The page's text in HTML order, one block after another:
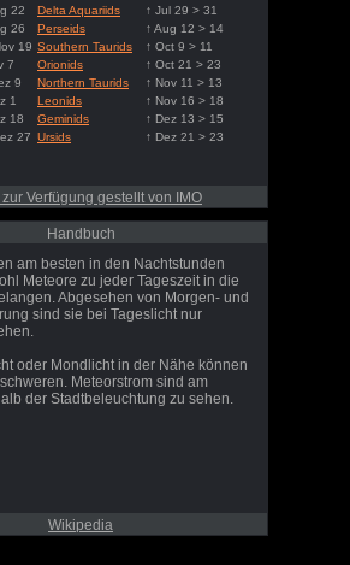
22
Delta Aquariids
↑ Jul 29 > 31
26
Perseids
↑ Aug 12 > 14
19 Southern Taurids
↑ Oct 9 > 11
7
Orionids
↑ Oct 21 > 23
9
Northern Taurids
↑ Nov 11 > 13
1
Leonids
↑ Nov 16 > 18
18
Geminids
↑ Dez 13 > 15
27 Ursids ↑ Dez 21 > 23
zur Verfügung gestellt von IMO
Handbuch
am besten in den Nachtstunden
Meteore zu jeder Tageszeit in die
Abgesehen von Morgen- und
sind sie bei Tageslicht nur
oder Mondlicht in der Nähe können
Meteorstrom sind am
der Stadtbeleuchtung zu sehen.
Wikipedia